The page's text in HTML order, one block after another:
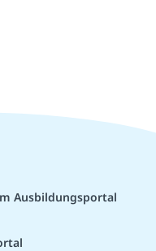
Ausbildungsportal